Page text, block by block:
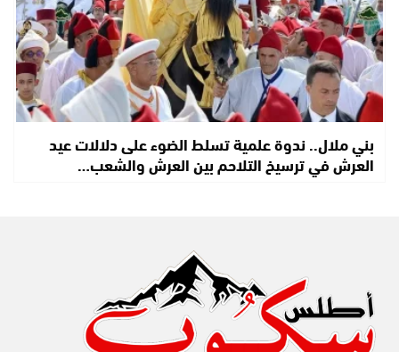
بني ملال.. ندوة علمية تسلط الضوء على دلالات عيد
العرش في ترسيخ التلاحم بين العرش والشعب…